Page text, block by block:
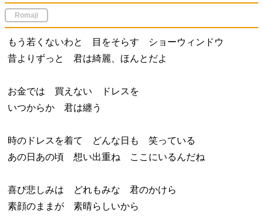
Romaji
もう若くないわと 目をそらす ショーウィンドウ
昔よりずっと 君は綺麗、ほんとだよ
お金では 買えない ドレスを
いつからか 君は纏う
時のドレスを着て どんな日も 笑っている
あの日あの頃 想い出重ね ここにいるんだね
喜び悲しみは どれもみな 君のかけら
素顔のままが 素晴らしいから